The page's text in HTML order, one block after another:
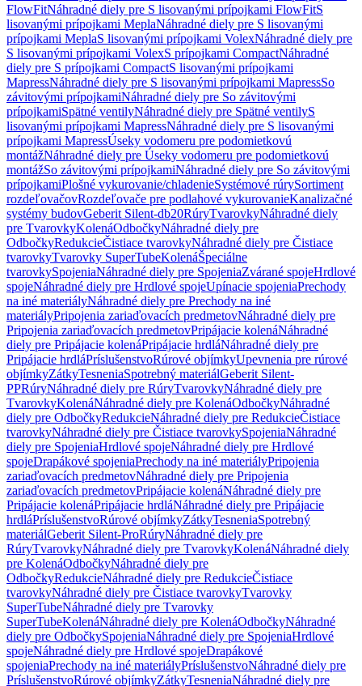
FlowFitNáhradné diely pre S lisovanými prípojkami FlowFitS
lisovanými prípojkami MeplaNáhradné diely pre S lisovanými
prípojkami MeplaS lisovanými prípojkami VolexNáhradné diely pre
S lisovanými prípojkami VolexS prípojkami CompactNáhradné
diely pre S prípojkami CompactS lisovanými prípojkami
MapressNáhradné diely pre S lisovanými prípojkami MapressSo
závitovými prípojkamiNáhradné diely pre So závitovými
prípojkamiSpätné ventilyNáhradné diely pre Spätné ventilyS
lisovanými prípojkami MapressNáhradné diely pre S lisovanými
prípojkami MapressÚseky vodomeru pre podomietkovú
montážNáhradné diely pre Úseky vodomeru pre podomietkovú
montážSo závitovými prípojkamiNáhradné diely pre So závitovými
prípojkamiPlošné vykurovanie/chladenieSystémové rúrySortiment
rozdeľovačovRozdeľovače pre podlahové vykurovanieKanalizačné
systémy budovGeberit Silent-db20RúryTvarovkyNáhradné diely
pre TvarovkyKolenáOdbočkyNáhradné diely pre
OdbočkyRedukcieČistiace tvarovkyNáhradné diely pre Čistiace
tvarovkyTvarovky SuperTubeKolenáŠpeciálne
tvarovkySpojeniaNáhradné diely pre SpojeniaZvárané spojeHrdlové
spojeNáhradné diely pre Hrdlové spojeUpínacie spojeniaPrechody
na iné materiályNáhradné diely pre Prechody na iné
materiályPripojenia zariaďovacích predmetovNáhradné diely pre
Pripojenia zariaďovacích predmetovPripájacie kolenáNáhradné
diely pre Pripájacie kolenáPripájacie hrdláNáhradné diely pre
Pripájacie hrdláPríslušenstvoRúrové objímkyUpevnenia pre rúrové
objímkyZátkyTesneniaSpotrebný materiálGeberit Silent-
PPRúryNáhradné diely pre RúryTvarovkyNáhradné diely pre
TvarovkyKolenáNáhradné diely pre KolenáOdbočkyNáhradné
diely pre OdbočkyRedukcieNáhradné diely pre RedukcieČistiace
tvarovkyNáhradné diely pre Čistiace tvarovkySpojeniaNáhradné
diely pre SpojeniaHrdlové spojeNáhradné diely pre Hrdlové
spojeDrapákové spojeniaPrechody na iné materiályPripojenia
zariaďovacích predmetovNáhradné diely pre Pripojenia
zariaďovacích predmetovPripájacie kolenáNáhradné diely pre
Pripájacie kolenáPripájacie hrdláNáhradné diely pre Pripájacie
hrdláPríslušenstvoRúrové objímkyZátkyTesneniaSpotrebný
materiálGeberit Silent-ProRúryNáhradné diely pre
RúryTvarovkyNáhradné diely pre TvarovkyKolenáNáhradné diely
pre KolenáOdbočkyNáhradné diely pre
OdbočkyRedukcieNáhradné diely pre RedukcieČistiace
tvarovkyNáhradné diely pre Čistiace tvarovkyTvarovky
SuperTubeNáhradné diely pre Tvarovky
SuperTubeKolenáNáhradné diely pre KolenáOdbočkyNáhradné
diely pre OdbočkySpojeniaNáhradné diely pre SpojeniaHrdlové
spojeNáhradné diely pre Hrdlové spojeDrapákové
spojeniaPrechody na iné materiályPríslušenstvoNáhradné diely pre
PríslušenstvoRúrové objímkyZátkyTesneniaNáhradné diely pre